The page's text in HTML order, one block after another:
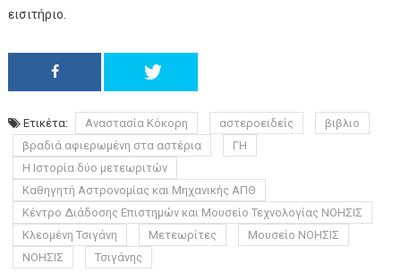
εισιτήριο.
Ετικέτα: Αναστασία Κόκορη αστεροειδείς
βιβλιο
βραδιά αφιερωμένη στα αστέρια
ΓΗ
Η Ιστορία δύο μετεωριτών
Καθηγητή Αστρονομίας και Μηχανικής ΑΠΘ
Κέντρο Διάδοσης Επιστημών και Μουσείο Τεχνολογίας ΝΟΗΣΙΣ
Κλεομένη Τσιγάνη
Μετεωρίτες
Μουσείο ΝΟΗΣΙΣ
ΝΟΗΣΙΣ
Τσιγάνης